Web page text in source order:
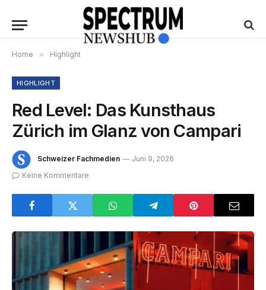
Home » Highlight
HIGHLIGHT
Red Level: Das Kunsthaus
Zürich im Glanz von Campari
Schweizer Fachmedien
Juni 9, 2026
Keine Kommentare